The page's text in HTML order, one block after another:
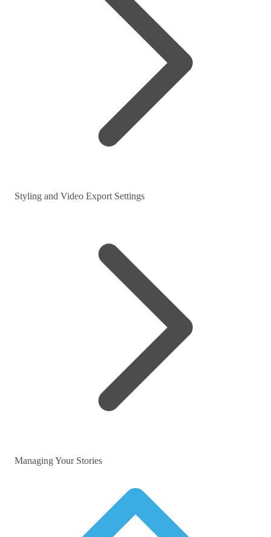
Styling and Video Export Settings
Managing Your Stories